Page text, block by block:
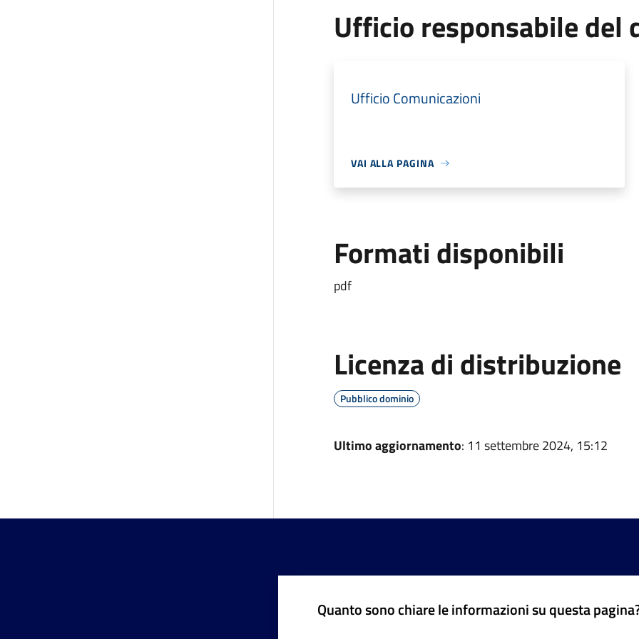
Ufficio responsabile del
Ufficio Comunicazioni
VAI ALLA PAGINA
Formati disponibili
pdf
Licenza di distribuzione
Pubblico dominio
Ultimo aggiornamento: 11 settembre 2024, 15:12
Quanto sono chiare le informazioni su questa